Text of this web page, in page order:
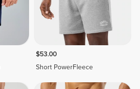
$53.00
Short PowerFleece